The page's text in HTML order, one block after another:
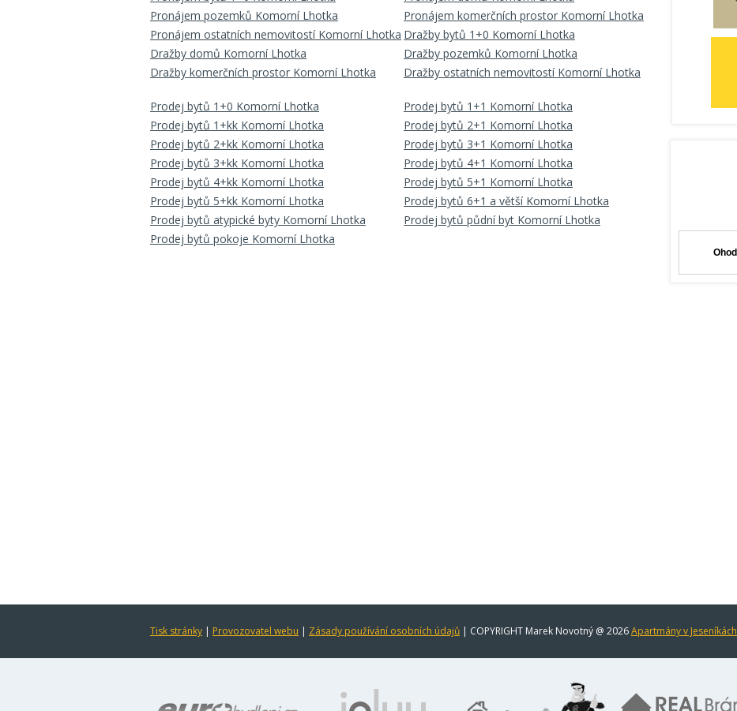
Pronájem pozemků Komorní Lhotka
Pronájem komerčních prostor Komorní Lhotka
Pronájem ostatních nemovitostí Komorní Lhotka Dražby bytů 1+0 Komorní Lhotka
Dražby domů Komorní Lhotka
Dražby pozemků Komorní Lhotka
Dražby komerčních prostor Komorní Lhotka
Dražby ostatních nemovitostí Komorní Lhotka
Prodej bytů 1+0 Komorní Lhotka
Prodej bytů 1+1 Komorní Lhotka
Prodej bytů 1+kk Komorní Lhotka
Prodej bytů 2+1 Komorní Lhotka
Prodej bytů 2+kk Komorní Lhotka
Prodej bytů 3+1 Komorní Lhotka
Prodej bytů 3+kk Komorní Lhotka
Prodej bytů 4+1 Komorní Lhotka
Prodej bytů 4+kk Komorní Lhotka
Prodej bytů 5+1 Komorní Lhotka
Prodej bytů 5+kk Komorní Lhotka
Prodej bytů 6+1 a větší Komorní Lhotka
Prodej bytů atypické byty Komorní Lhotka
Prodej bytů půdní byt Komorní Lhotka
Prodej bytů pokoje Komorní Lhotka
Tisk stránky | Provozovatel webu | Zásady používání osobních údajů | COPYRIGHT Marek Novotný @ 2026Apartmány v Jeseníkách